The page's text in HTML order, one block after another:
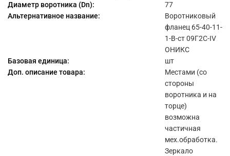
Диаметр воротника (Dn):
77
Альтернативное название:
Воротниковый
фланец 65-40-11-
1-B-ст 09Г2С-IV
ОНИКС
Базовая единица:
шт
Доп. описание товара:
Местами (со
стороны
воротника и на
торце)
возможна
частичная
мех.обработка.
Зеркало